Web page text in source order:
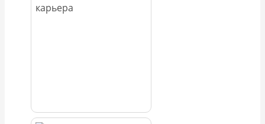
карьера